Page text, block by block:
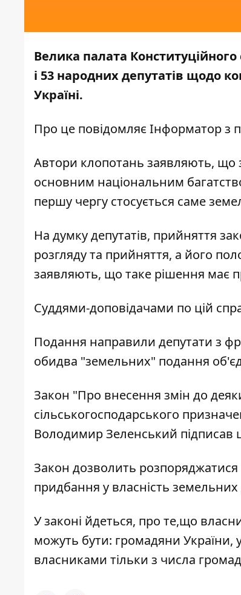
Велика палата
і 53 народних депутатів щодо
Україні.
Про це повідомляє Інформаторз
Автори клопотань заявляють, що
основним національним
першу чергу стосується саме
На думку депутатів, прийняття
розгляду та прийняття, а його
заявляють, що таке рішення має
Суддями-доповідачами по цій
Подання направили депутати з
обидва "земельних" подання
Закон "Про внесення змін до
сільськогосподарського
Володимир Зеленський підписав
Закон дозволить
придбання у власність земельних
У законі йдеться, про те,що
можуть бути: громадяни України,
власниками тільки з числа